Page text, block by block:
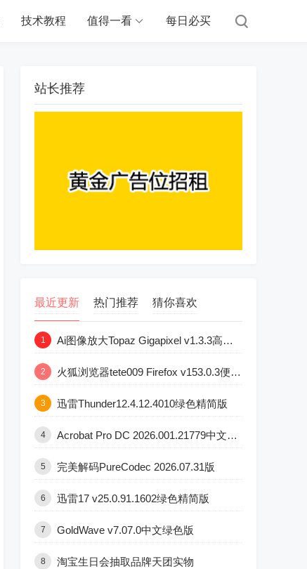
技术教程 值得一看 每日必买
站长推荐
最近更新 热门推荐 猜你喜欢
1 Ai图像放大Topaz Gigapixel v1.3.3高级版
2 火狐浏览器tete009 Firefox v153.0.3便携版
3 迅雷Thunder12.4.12.4010绿色精简版
4 Acrobat Pro DC 2026.001.21779中文直装版
5 完美解码PureCodec 2026.07.31版
6 迅雷17 v25.0.91.1602绿色精简版
7 GoldWave v7.07.0中文绿色版
8 淘宝生日会抽取品牌天团实物